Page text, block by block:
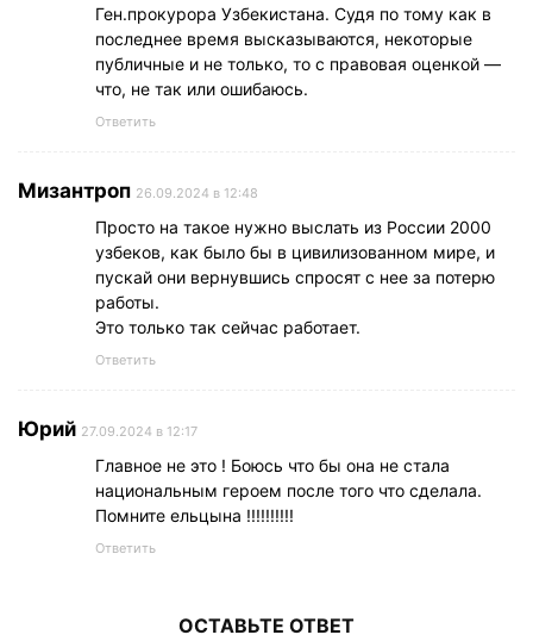
Ген.прокурора Узбекистана. Судя по тому как в
последнее время высказываются, некоторые
публичные и не только, то с правовая оценкой —
что, не так или ошибаюсь.
Ответить
Мизантроп 26.09.2024 в 12:48
Просто на такое нужно выслать из России 2000
узбеков, как было бы в цивилизованном мире, и
пускай они вернувшись спросят с нее за потерю
работы.
Это только так сейчас работает.
Ответить
Юрий 27.09.2024 в 12:17
Главное не это ! Боюсь что бы она не стала
национальным героем после того что сделала.
Помните ельцына !!!!!!!!!!
Ответить
ОСТАВЬТЕ ОТВЕТ